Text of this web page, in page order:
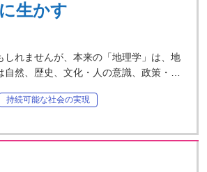
生かす
れませんが、本来の「地理学」は、地
自然、歴史、文化・人の意識、政策・…
持続可能な社会の実現